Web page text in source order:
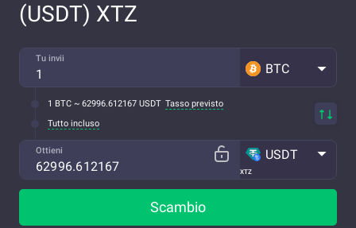
(USDT) XTZ
Tu invii
BTC
1 BTC ~ 62996.612167 USDT Tasso previsto
Tutto incluso
Ottieni
XTZ
USDT
Scambio